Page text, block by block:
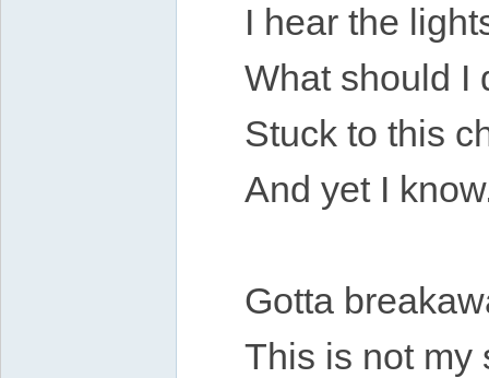
I hear the
What should I
Stuck to this
And yet I
Gotta
This is not my